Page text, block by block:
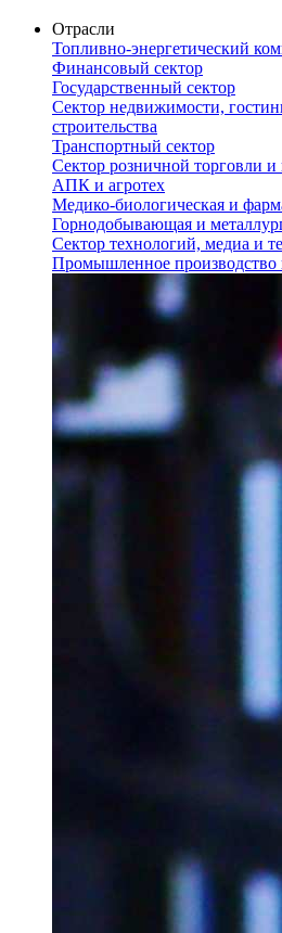
Отрасли
Топливно-энергетический
Финансовый сектор
Государственный сектор
Сектор недвижимости,
строительства
Транспортный сектор
Сектор розничной торговли и
АПК и агротех
Медико-биологическая и
Горнодобывающая и
Сектор технологий, медиа и
Промышленное производство